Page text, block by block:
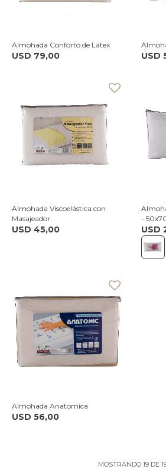
Almohada Conforto de Látex
USD 79,00 USD
Almohada Viscoelástica con
Masajeador
USD 45,00
-
USD
Almohada Anatomica
USD 56,00
MOSTRANDO 19DE